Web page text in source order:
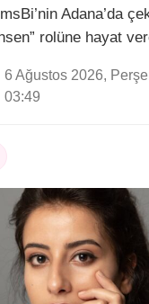
Adana’da
rolüne hayat
6 Ağustos 2026,
03:49